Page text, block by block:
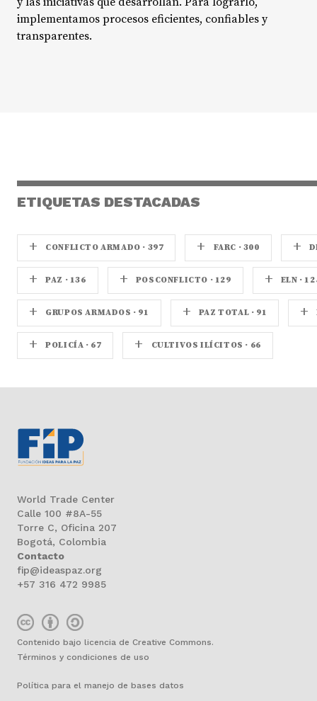
implementamos procesos eficientes, confiables y
transparentes.
ETIQUETAS DESTACADAS
+ CONFLICTO ARMADO · 397 + FARC · 300 +
+ PAZ · 136 + POSCONFLICTO · 129 + ELN ·
+ GRUPOS ARMADOS · 91 + PAZ TOTAL · 91 +
+ POLICÍA · 67 + CULTIVOS ILÍCITOS · 66
World Trade Center
Calle 100 #8A-55
Torre C, Oficina 207
Bogotá, Colombia
Contacto
fip@ideaspaz.org
+57 316 472 9985
Contenido bajo licencia de Creative Commons.
Términos y condiciones de uso
Política para el manejo de bases datos